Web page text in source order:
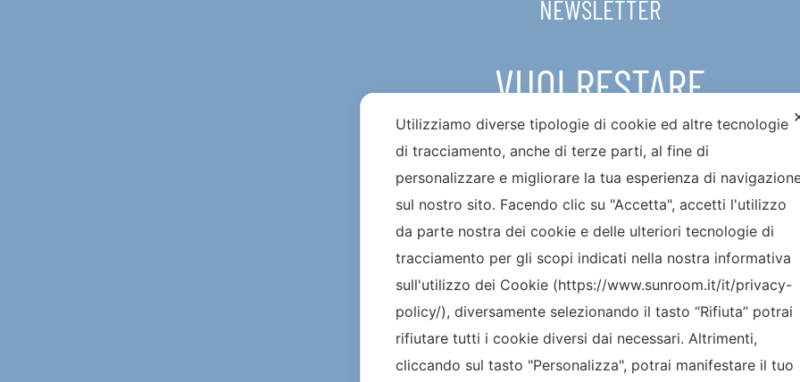
NEWSLETTER
VUOI RESTARE
AGGIORNATO SULLE
dati personali per l’invio di newsletter di carattere divulgativo e
Utilizziamo diverse tipologie di cookie ed altre tecnologie
di tracciamento, anche di terze parti, al fine di
personalizzare e migliorare la tua esperienza di
sul nostro sito. Facendo clic su "Accetta", accetti l'utilizzo
da parte nostra dei cookie e delle ulteriori tecnologie di
tracciamento per gli scopi indicati nella nostra informativa
sull'utilizzo dei Cookie (https://www.sunroom.it/it/privacy-
policy/), diversamente selezionando il tasto “Rifiuta” potrai
rifiutare tutti i cookie diversi dai necessari. Altrimenti,
cliccando sul tasto "Personalizza", potrai manifestare il tuo